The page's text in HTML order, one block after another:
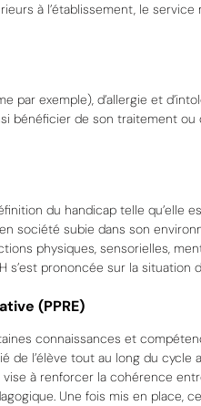
à l’établissement, le service
exemple), d’allergie et
bénéficier de son traitement
du handicap telle qu’elle
société subie dans son
physiques, sensorielles,
s’est prononcée sur la situation
(PPRE)
connaissances et
de l’élève tout au long du
à renforcer la cohérence
Une fois mis en place,